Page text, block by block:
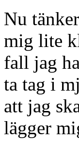
Nu
mig lite
fall jag
ta tag i
att jag
lägger